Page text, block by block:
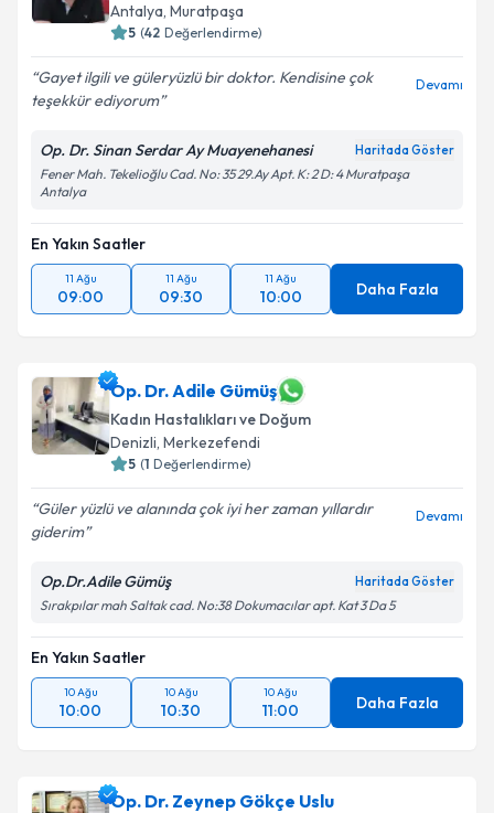
Kişisel verilerimin işlenmesine ilişkin
kapsamda işlenmesini kabul ediyorum.
Antalya, Muratpaşa
5 (42 Değerlendirme)
Gayet ilgili ve güleryüzlü bir doktor. Kendisine çok
teşekkür ediyorum
Devamı
Op. Dr. Sinan Serdar Ay Muayenehanesi Haritada Göster
Fener Mah. Tekelioğlu Cad. No: 35 29.Ay Apt. K: 2 D: 4 Muratpaşa
Antalya
En Yakın Saatler
11 Ağu
09:00
11 Ağu
09:30
11 Ağu
10:00 Daha Fazla
Op. Dr. Adile Gümüş
Kadın Hastalıkları ve Doğum
Denizli, Merkezefendi
5 (1 Değerlendirme)
Güler yüzlü ve alanında çok iyi her zaman yıllardır
giderim
Devamı
Op.Dr.Adile Gümüş Haritada Göster
Sırakpılar mah Saltak cad. No:38 Dokumacılar apt. Kat 3 Da 5
En Yakın Saatler
10 Ağu
10:00
10 Ağu
10:30
10 Ağu
11:00 Daha Fazla
Op. Dr. Zeynep Gökçe Uslu